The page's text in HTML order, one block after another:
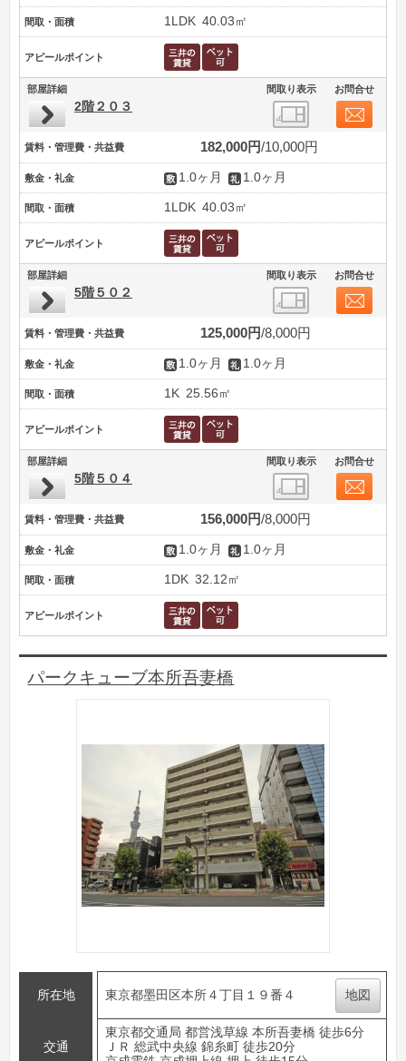
間取・面積 1LDK 40.03㎡
アピールポイント
部屋詳細 間取り表示 お問合せ
2階２０３
賃料・管理費・共益費 182,000円 10,000円
敷金・礼金 1.0ヶ月 1.0ヶ月
間取・面積 1LDK 40.03㎡
アピールポイント
部屋詳細 間取り表示 お問合せ
5階５０２
賃料・管理費・共益費 125,000円 8,000円
敷金・礼金 1.0ヶ月 1.0ヶ月
間取・面積 1K 25.56㎡
アピールポイント
部屋詳細 間取り表示 お問合せ
5階５０４
賃料・管理費・共益費 156,000円 8,000円
敷金・礼金 1.0ヶ月 1.0ヶ月
間取・面積 1DK 32.12㎡
アピールポイント
パークキューブ本所吾妻橋
所在地 東京都墨田区本所４丁目１９番４ 地図
交通
東京都交通局 都営浅草線 本所吾妻橋 徒歩6分
ＪＲ 総武中央線 錦糸町 徒歩20分